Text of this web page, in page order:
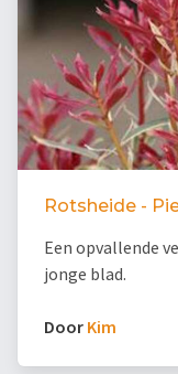
Rotsheide -
Een opvallende
jonge blad.
Door Kim